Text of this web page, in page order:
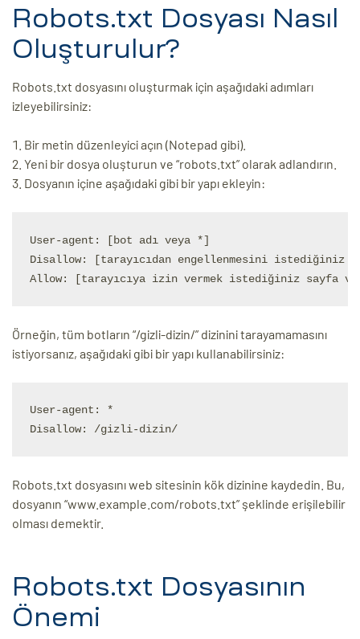
Robots.txt Dosyası Nasıl
Oluşturulur?
Robots.txt dosyasını oluşturmak için aşağıdaki adımları
izleyebilirsiniz:
Bir metin düzenleyici açın (Notepad gibi).
Yeni bir dosya oluşturun ve “robots.txt” olarak adlandırın.
Dosyanın içine aşağıdaki gibi bir yapı ekleyin:
User-agent: [bot adı veya *]
Disallow: [tarayıcıdan engellenmesini istediğiniz
Örneğin, tüm botların “/gizli-dizin/” dizinini tarayamamasını
istiyorsanız, aşağıdaki gibi bir yapı kullanabilirsiniz:
User-agent: *
Robots.txt dosyasını web sitesinin kök dizinine kaydedin. Bu,
dosyanın “www.example.com/robots.txt” şeklinde erişilebilir
olması demektir.
Robots.txt Dosyasının
Önemi